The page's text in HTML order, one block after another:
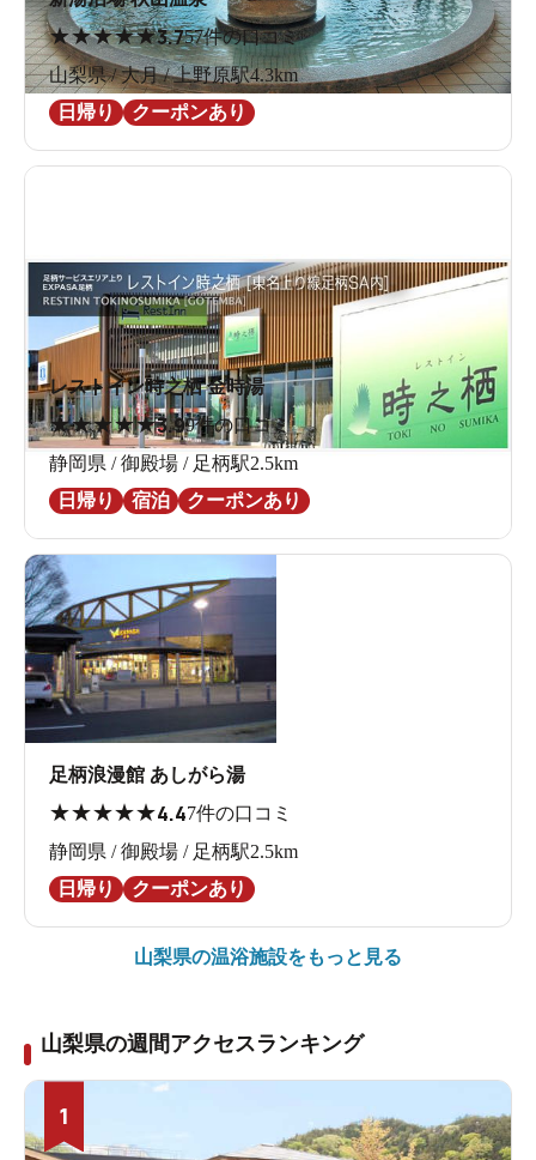
★★★★★3.757件の口コミ
山梨県 / 大月 / 上野原駅4.3km
日帰り
クーポンあり
レストイン時之栖 金時湯
★★★★★3.99件の口コミ
静岡県 / 御殿場 / 足柄駅2.5km
日帰り
宿泊 クーポンあり
足柄浪漫館 あしがら湯
★★★★★4.47件の口コミ
静岡県 / 御殿場 / 足柄駅2.5km
日帰り
クーポンあり
山梨県の温浴施設をもっと見る
山梨県の週間アクセスランキング
1